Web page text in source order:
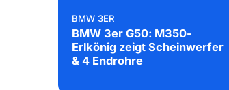
BMW 3ER
BMW 3er G50: M350-
Erlkönig zeigt Scheinwerfer
& 4 Endrohre